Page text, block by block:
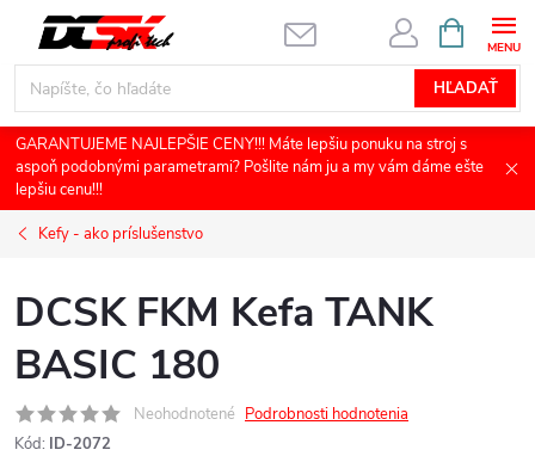
obsah
HĽADAŤ
KOŠÍK
GARANTUJEME NAJLEPŠIE CENY!!! Máte lepšiu ponuku na stroj s
aspoň podobnými parametrami? Pošlite nám ju a my vám dáme ešte
lepšiu cenu!!!
Kefy - ako príslušenstvo
DCSK FKM Kefa TANK
BASIC 180
Neohodnotené Podrobnosti hodnotenia
Kód: ID-2072